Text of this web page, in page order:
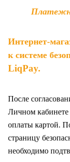
Интернет-
к системе
LiqPay.
После
Личном кабинете
оплаты картой.
страницу
необходимо